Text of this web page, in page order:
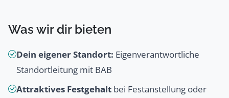
Was wir dir bieten
Dein eigener Standort: Eigenverantwortliche
Standortleitung mit BAB
Attraktives Festgehalt bei Festanstellung oder